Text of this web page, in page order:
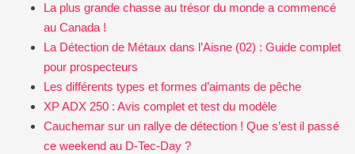
La plus grande chasse au trésor du monde a commencé
au Canada !
La Détection de Métaux dans l’Aisne (02) : Guide complet
pour prospecteurs
Les différents types et formes d’aimants de pêche
XP ADX 250 : Avis complet et test du modèle
Cauchemar sur un rallye de détection ! Que s’est il passé
ce weekend au D-Tec-Day ?